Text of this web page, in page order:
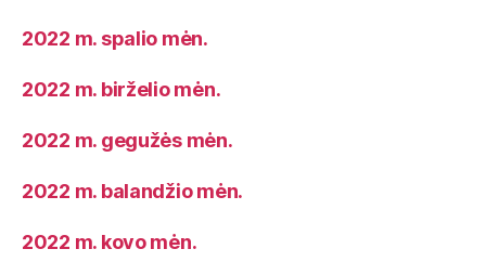
2022 m. spalio mėn.
2022 m. birželio mėn.
2022 m. gegužės mėn.
2022 m. balandžio mėn.
2022 m. kovo mėn.